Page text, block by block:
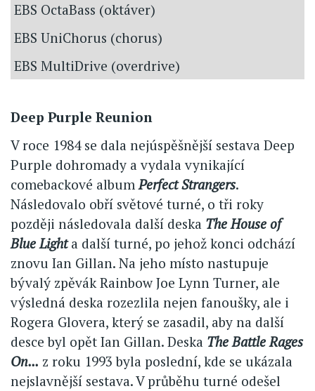
EBS OctaBass (oktáver)
EBS UniChorus (chorus)
EBS MultiDrive (overdrive)
Deep Purple Reunion
V roce 1984 se dala nejúspěšnější sestava Deep
Purple dohromady a vydala vynikající
comebackové albumPerfect Strangers.
Následovalo obří světové turné, o tři roky
později následovala další deska The House of
Blue Lighta další turné, po jehož konci odchází
znovu Ian Gillan. Na jeho místo nastupuje
bývalý zpěvák Rainbow Joe Lynn Turner, ale
výsledná deska rozezlila nejen fanoušky, ale i
Rogera Glovera, který se zasadil, aby na další
desce byl opět Ian Gillan. Deska The Battle Rages
On... z roku 1993 byla poslední, kde se ukázala
nejslavnější sestava. V průběhu turné odešel